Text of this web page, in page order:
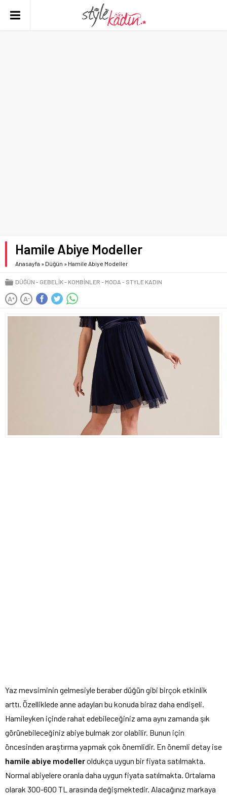
Hamile Abiye Modeller
Anasayfa » Düğün » Hamile Abiye Modeller
DÜĞÜN GEBELIK KOMBINLER MODA STYLE KADIN
A+ A-
Yaz mevsiminin gelmesiyle beraber düğün gibi birçok etkinlik
arttı. Özelliklede anne adayları bu konuda biraz daha endişeli.
Hamileyken içinde rahat edebileceğiniz ama aynı zamanda şık
görünebileceğiniz abiye bulmak zor olabilir. Bunun için
öncesinden araştırma yapmak çok önemlidir. En önemli detay ise
hamile abiye modelleroldukça uygun bir fiyata satılmakta.
Normal abiyelere oranla daha uygun fiyata satılmakta. Ortalama
olarak 300-600 TL arasında değişmektedir. Alacağınız markaya